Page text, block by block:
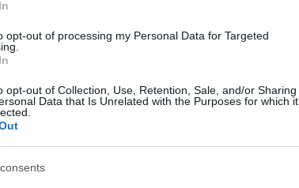
opt-out of processing my Personal Data for Targeted
opt-out of Collection, Use, Retention, Sale, and/or Sharing
Data that Is Unrelated with the Purposes for which it
hiszen alapjaiban változtatja majd
folyamatot.
trükktől